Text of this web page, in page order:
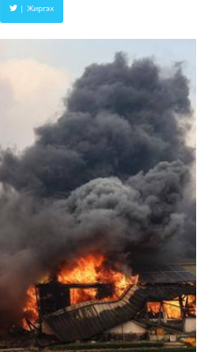
| Жиргэх